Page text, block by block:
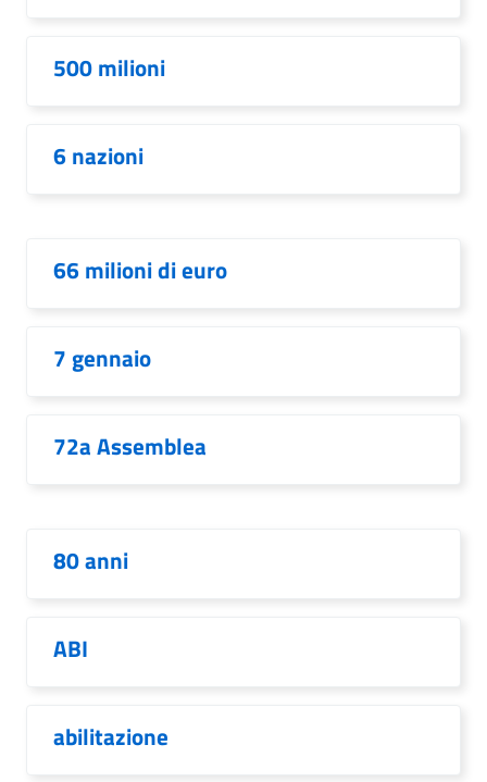
500 milioni
6 nazioni
66 milioni di euro
7 gennaio
72a Assemblea
80 anni
ABI
abilitazione